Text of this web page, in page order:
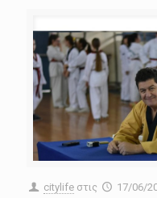
citylife στις 17/06/